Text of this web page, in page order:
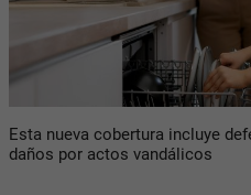
Esta nueva cobertura incluye
daños por actos vandálicos